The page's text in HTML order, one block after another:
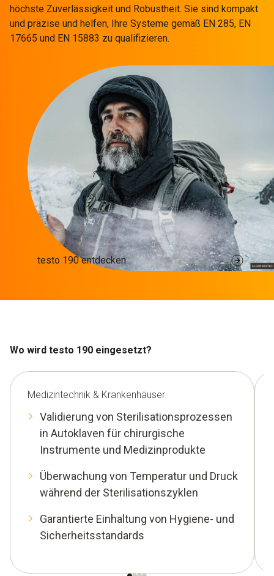
höchste Zuverlässigkeit und Robustheit. Sie sind kompakt
und präzise und helfen, Ihre Systeme gemäß EN 285, EN
17665 und EN 15883 zu qualifizieren.
testo 190 entdecken
Wo wird testo 190 eingesetzt?
Medizintechnik & Krankenhäuser
Validierung von Sterilisationsprozessen
in Autoklaven für chirurgische
Instrumente und Medizinprodukte
Überwachung von Temperatur und Druck
während der Sterilisationszyklen
Garantierte Einhaltung von Hygiene- und
Sicherheitsstandards